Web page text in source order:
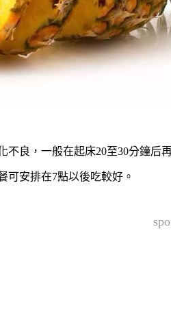
不良，一般在起床20至30分鐘后
可安排在7點以後吃較好。